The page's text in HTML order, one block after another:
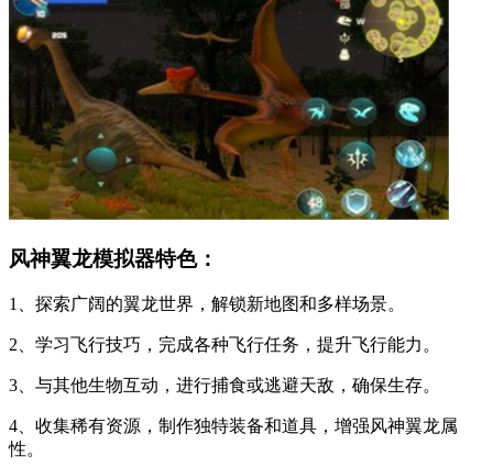
风神翼龙模拟器特色：
1、探索广阔的翼龙世界，解锁新地图和多样场景。
2、学习飞行技巧，完成各种飞行任务，提升飞行能力。
3、与其他生物互动，进行捕食或逃避天敌，确保生存。
4、收集稀有资源，制作独特装备和道具，增强风神翼龙属
性。